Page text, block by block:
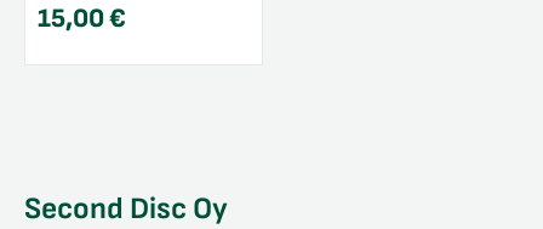
15,00€
Second Disc Oy